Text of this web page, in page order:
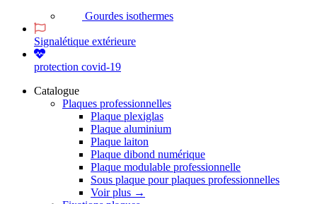
Gourdes isothermes
Signalétique extérieure
protection covid-19
Catalogue
Plaques professionnelles
Plaque plexiglas
Plaque aluminium
Plaque laiton
Plaque dibond numérique
Plaque modulable professionnelle
Sous plaque pour plaques professionnelles
Voir plus →